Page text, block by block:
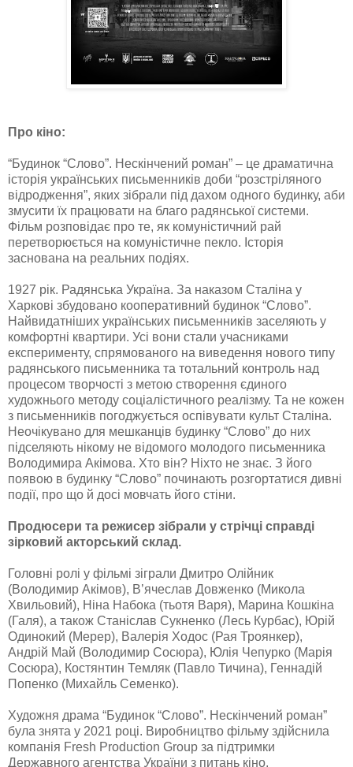
Про кіно:
“Будинок “Слово”. Нескінчений роман” – це драматична
історія українських письменників доби “розстріляного
відродження”, яких зібрали під дахом одного будинку, аби
змусити їх працювати на благо радянської системи.
Фільм розповідає про те, як комуністичний рай
перетворюється на комуністичне пекло. Історія
заснована на реальних подіях.
1927 рік. Радянська Україна. За наказом Сталіна у
Харкові збудовано кооперативний будинок “Слово”.
Найвидатніших українських письменників заселяють у
комфортні квартири. Усі вони стали учасниками
експерименту, спрямованого на виведення нового типу
радянського письменника та тотальний контроль над
процесом творчості з метою створення єдиного
художнього методу соціалістичного реалізму. Та не кожен
з письменників погоджується оспівувати культ Сталіна.
Неочікувано для мешканців будинку “Слово” до них
підселяють нікому не відомого молодого письменника
Володимира Акімова. Хто він? Ніхто не знає. З його
появою в будинку “Слово” починають розгортатися дивні
події, про що й досі мовчать його стіни.
Продюсери та режисер зібрали у стрічці справді
зірковий акторський склад.
Головні ролі у фільмі зіграли Дмитро Олійник
(Володимир Акімов), В’ячеслав Довженко (Микола
Хвильовий), Ніна Набока (тьотя Варя), Марина Кошкіна
(Галя), а також Станіслав Сукненко (Лесь Курбас), Юрій
Одинокий (Мерер), Валерія Ходос (Рая Троянкер),
Андрій Май (Володимир Сосюра), Юлія Чепурко (Марія
Сосюра), Костянтин Темляк (Павло Тичина), Геннадій
Попенко (Михайль Семенко).
Художня драма “Будинок “Слово”. Нескінчений роман”
була знята у 2021 році. Виробництво фільму здійснила
компанія Fresh Production Group за підтримки
Державного агентства України з питань кіно,